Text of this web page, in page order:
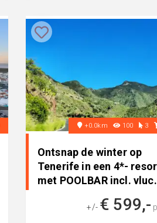
+0.0km 100 3
Ontsnap de winter op
Tenerife in een 4*-
met POOLBAR incl.
+/- € 599,-